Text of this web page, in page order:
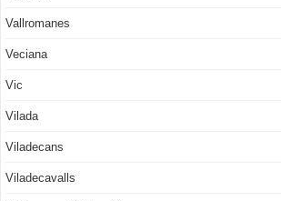
Vallromanes
Veciana
Vic
Vilada
Viladecans
Viladecavalls